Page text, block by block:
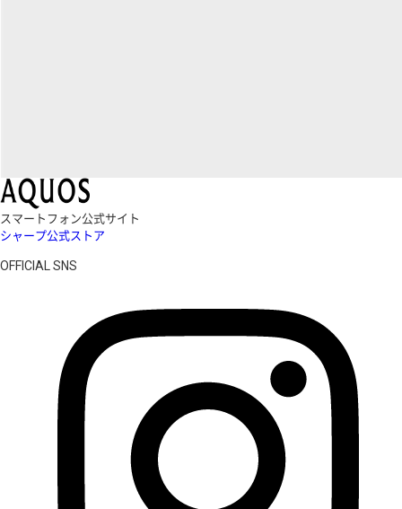
スマートフォン公式サイト
シャープ公式ストア
OFFICIAL SNS